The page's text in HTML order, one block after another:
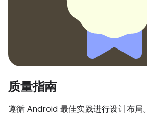
质量指南
遵循 Android 最佳实践进行设计布局。